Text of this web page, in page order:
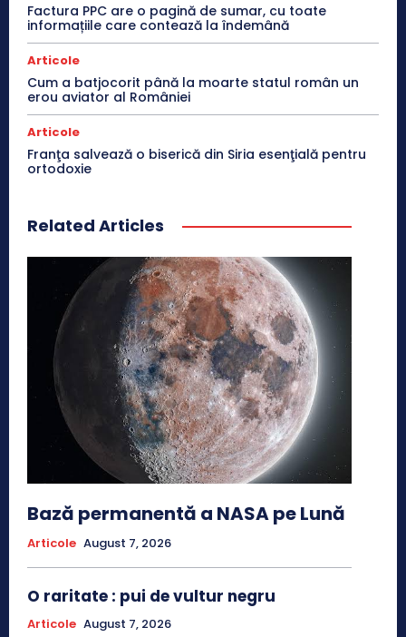
Factura PPC are o pagină de sumar, cu toate
informațiile care contează la îndemână
Articole
Cum a batjocorit până la moarte statul român un
erou aviator al României
Articole
Franţa salvează o biserică din Siria esenţială pentru
ortodoxie
Related Articles
Bază permanentă a NASA pe Lună
Articole August 7, 2026
O raritate : pui de vultur negru
Articole August 7, 2026